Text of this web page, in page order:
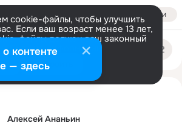
Войти
cookie-файлы, чтобы улучшить
Если ваш возраст менее 13 лет,
файлы должен ваш законный
Больше информации
Настроить
Алексей Ананьин
контенте
— здесь